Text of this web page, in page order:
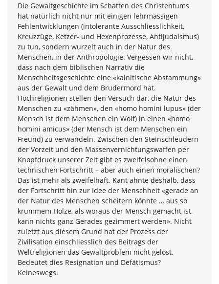
Die Gewaltgeschichte im Schatten des Christentums
hat natürlich nicht nur mit einigen lehrmässigen
Fehlentwicklungen (intolerante Ausschliesslichkeit,
Kreuzzüge, Ketzer- und Hexenprozesse, Antijudaismus)
zu tun, sondern wurzelt auch in der Natur des
Menschen, in der Anthropologie. Vergessen wir nicht,
dass nach dem biblischen Narrativ die
Menschheitsgeschichte eine «kainitische Abstammung»
aus der Gewalt und dem Brudermord hat.
Hochreligionen stellen den Versuch dar, die Natur des
Menschen zu «zähmen», den «homo homini lupus» (der
Mensch ist dem Menschen ein Wolf) in einen «homo
homini amicus» (der Mensch ist dem Menschen ein
Freund) zu verwandeln. Zwischen den Steinschleudern
der Vorzeit und den Massenvernichtungswaffen per
Knopfdruck unserer Zeit gibt es zweifelsohne einen
technischen Fortschritt – aber auch einen moralischen?
Das ist mehr als zweifelhaft. Kant ahnte deshalb, dass
der Fortschritt hin zur Idee der Menschheit «gerade an
der Natur des Menschen scheitern könnte … aus so
krummem Holze, als woraus der Mensch gemacht ist,
kann nichts ganz Gerades gezimmert werden». Nicht
zuletzt aus diesem Grund hat der Prozess der
Zivilisation einschliesslich des Beitrags der
Weltreligionen das Gewaltproblem nicht gelöst.
Bedeutet dies Resignation und Defätismus?
Keineswegs.